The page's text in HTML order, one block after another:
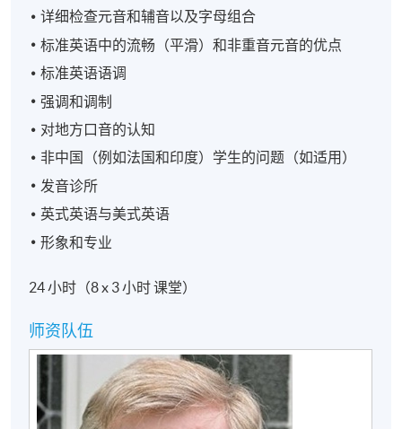
详细检查元音和辅音以及字母组合
标准英语中的流畅（平滑）和非重音元音的优点
标准英语语调
强调和调制
对地方口音的认知
非中国（例如法国和印度）学生的问题（如适用）
发音诊所
英式英语与美式英语
形象和专业
24 小时（8 x 3 小时 课堂）
师资队伍